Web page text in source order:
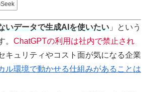
いデータで生成AIを使いたい 」という
。 ChatGPTの利用は社内で禁止され
キュリティやコスト面が気になる企業
ル環境で動かせる仕組みがあることは